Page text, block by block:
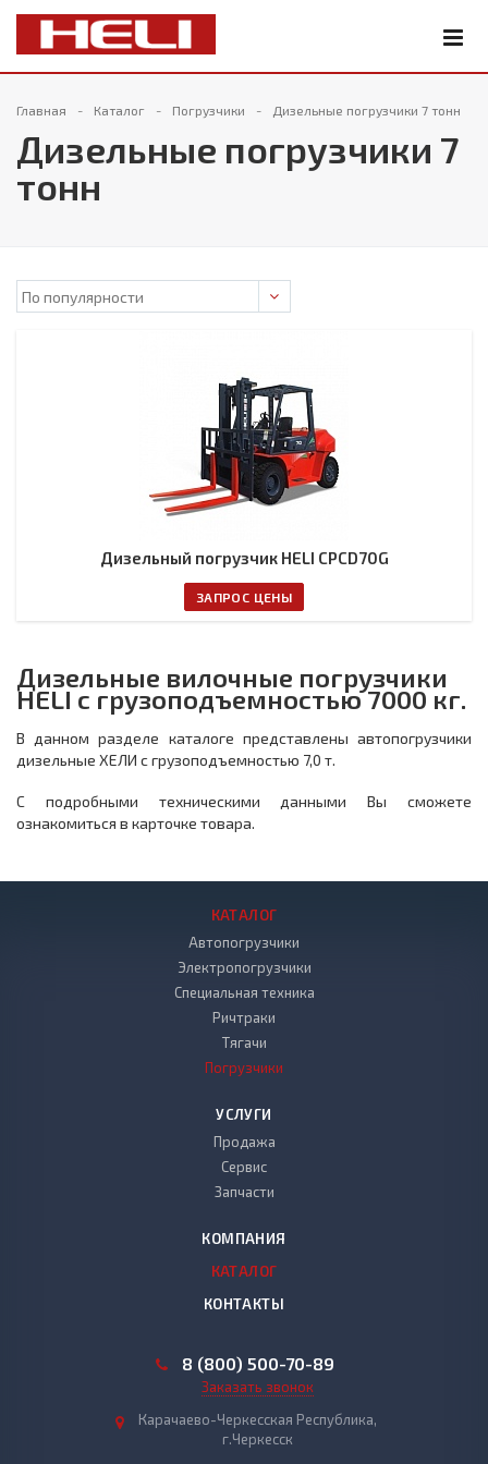
Главная Каталог Погрузчики Дизельные погрузчики 7 тонн
Дизельные погрузчики 7
тонн
Дизельный погрузчик HELI CPCD70G
ЗАПРОС ЦЕНЫ
Дизельные вилочные погрузчики
HELI с грузоподъемностью 7000 кг.
В данном разделе каталоге представлены автопогрузчики
дизельные ХЕЛИ с грузоподъемностью 7,0 т.
С подробными техническими данными Вы сможете
ознакомиться в карточке товара.
КАТАЛОГ
Автопогрузчики
Электропогрузчики
Специальная техника
Ричтраки
Тягачи
Погрузчики
УСЛУГИ
Продажа
Сервис
Запчасти
КОМПАНИЯ
КАТАЛОГ
КОНТАКТЫ
8 (800) 500-70-89
Заказать звонок
Карачаево-Черкесская Республика,
г.Черкесск